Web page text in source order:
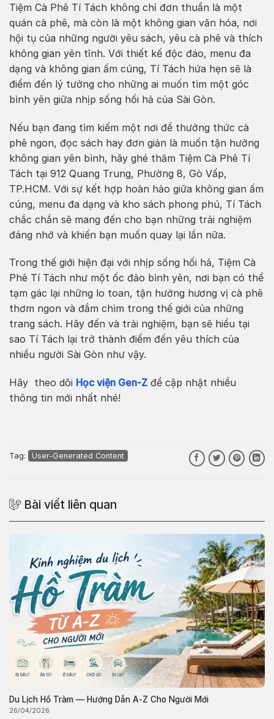
Tiệm Cà Phê Tí Tách không chỉ đơn thuần là một
quán cà phê, mà còn là một không gian văn hóa, nơi
hội tụ của những người yêu sách, yêu cà phê và thích
không gian yên tĩnh. Với thiết kế độc đáo, menu đa
dạng và không gian ấm cúng, Tí Tách hứa hẹn sẽ là
điểm đến lý tưởng cho những ai muốn tìm một góc
bình yên giữa nhịp sống hối hả của Sài Gòn.
Nếu bạn đang tìm kiếm một nơi để thưởng thức cà
phê ngon, đọc sách hay đơn giản là muốn tận hưởng
không gian yên bình, hãy ghé thăm Tiệm Cà Phê Tí
Tách tại 912 Quang Trung, Phường 8, Gò Vấp,
TP.HCM. Với sự kết hợp hoàn hảo giữa không gian ấm
cúng, menu đa dạng và kho sách phong phú, Tí Tách
chắc chắn sẽ mang đến cho bạn những trải nghiệm
đáng nhớ và khiến bạn muốn quay lại lần nữa.
Trong thế giới hiện đại với nhịp sống hối hả, Tiệm Cà
Phê Tí Tách như một ốc đảo bình yên, nơi bạn có thể
tạm gác lại những lo toan, tận hưởng hương vị cà phê
thơm ngon và đắm chìm trong thế giới của những
trang sách. Hãy đến và trải nghiệm, bạn sẽ hiểu tại
sao Tí Tách lại trở thành điểm đến yêu thích của
nhiều người Sài Gòn như vậy.
Hãy theo dõi Học viện Gen-Zđể cập nhật nhiều
thông tin mới nhất nhé!
Tag: User-Generated Content
Bài viết liên quan
Du Lịch Hồ Tràm — Hướng Dẫn A-Z Cho Người Mới
26/04/2026